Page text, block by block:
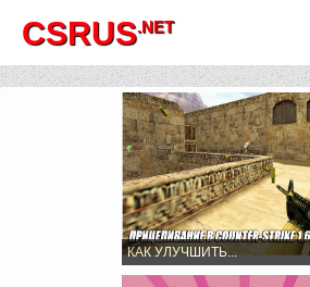
CSRUS.NET
КАК УЛУЧШИТЬ...